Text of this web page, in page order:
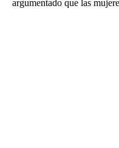
argumentado que las